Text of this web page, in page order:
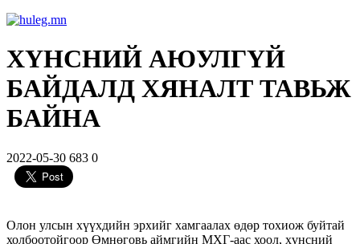
ХҮНСНИЙ АЮУЛГҮЙ
БАЙДАЛД ХЯНАЛТ ТАВЬЖ
БАЙНА
2022-05-30 683 0
Олон улсын хүүхдийн эрхийг хамгаалах өдөр тохиож буйтай
холбоотойгоор Өмнөговь аймгийн МХГ-аас хоол, хүнсний